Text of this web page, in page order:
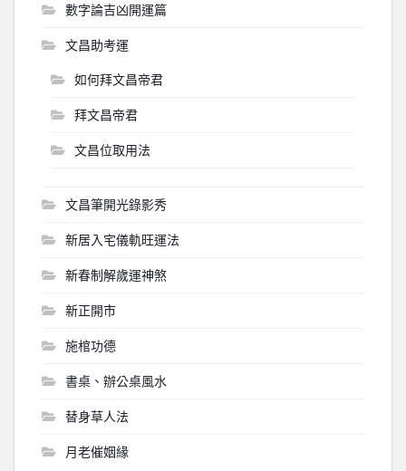
數字論吉凶開運篇
文昌助考運
如何拜文昌帝君
拜文昌帝君
文昌位取用法
文昌筆開光錄影秀
新居入宅儀軌旺運法
新春制解歲運神煞
新正開市
施棺功德
書桌、辦公桌風水
替身草人法
月老催姻緣